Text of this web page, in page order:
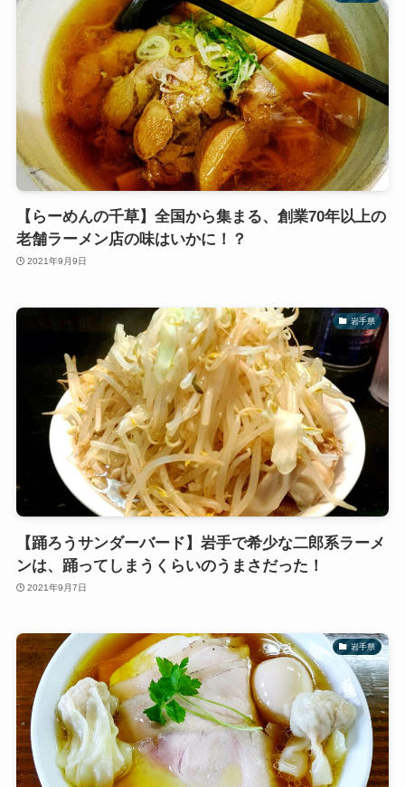
【らーめんの千草】全国から集まる、創業70年以上の
老舗ラーメン店の味はいかに！？
2021年9月9日
岩手県
【踊ろうサンダーバード】岩手で希少な二郎系ラーメ
ンは、踊ってしまうくらいのうまさだった！
2021年9月7日
岩手県